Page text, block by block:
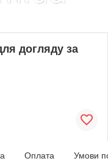
догляду за
Оплата Умови